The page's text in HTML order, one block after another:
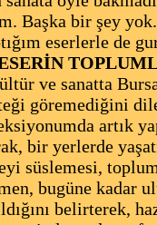
Başka bir şey
eserlerle de
ve sanatta
göremediğini
artık
bir yerlerde
süslemesi,
bugüne kadar
belirterek,